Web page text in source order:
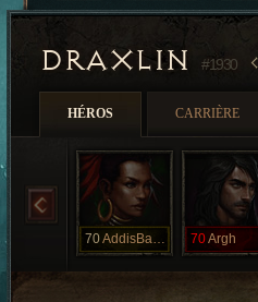
DRAXLIN #1930
HÉROS CARRIÈRE
70 AddisBabab 70Argh